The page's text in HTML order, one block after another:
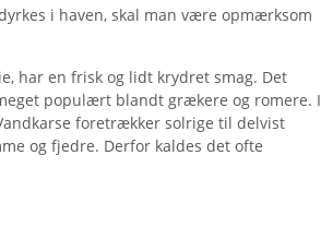
i haven, skal man være opmærksom
har en frisk og lidt krydret smag. Det
populært blandt grækere og romere. I
foretrækker solrige til delvist
og fjedre. Derfor kaldes det ofte